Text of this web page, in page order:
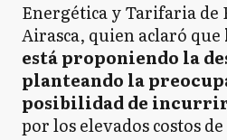
Energética y Tarifaria de
Airasca, quien aclaró que
está proponiendo la
planteando la
posibilidad de incurrir
por los elevados costos